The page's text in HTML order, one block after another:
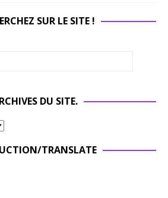
SUR LE SITE !
DU SITE.
TRANSLATE